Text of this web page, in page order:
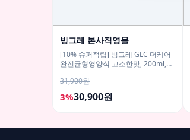
빙그레 본사직영몰
[10% 슈퍼적립] 빙그레 GLC 더케어
완전균형영양식 고소한맛, 200ml,
31,900원
3%30,900원